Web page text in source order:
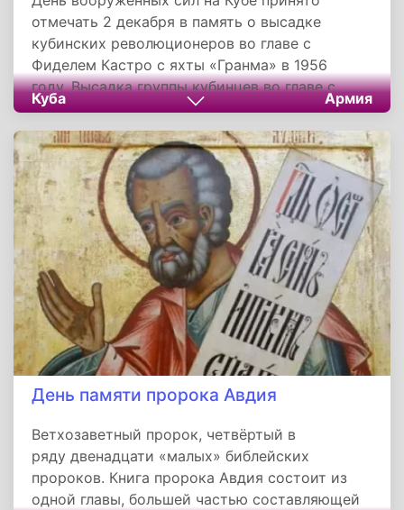
отмечать 2 декабря в память о высадке
кубинских революционеров во главе с
Фиделем Кастро с яхты «Гранма» в 1956
году. Высадка группы кубинцев во главе с
Фиделем Кастро считается днем начала
революционной Повстанческой армии.
Куба Армия
День памяти пророка Авдия
Ветхозаветный пророк, четвёртый в
ряду двенадцати «малых» библейских
пророков. Книга пророка Авдия состоит из
одной главы, большей частью составляющей